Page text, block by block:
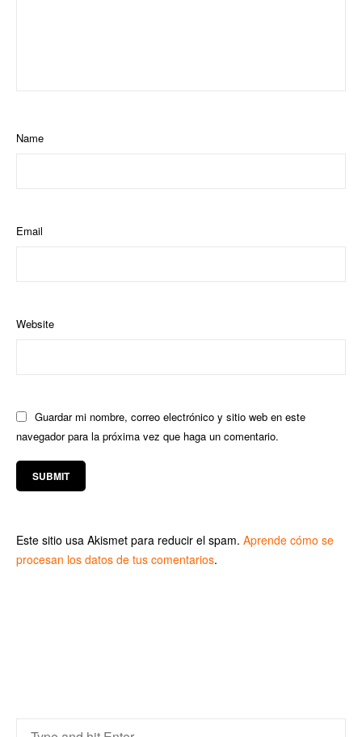
Name
Email
Website
Guardar mi nombre, correo electrónico y sitio web en este
navegador para la próxima vez que haga un comentario.
Este sitio usa Akismet para reducir el spam. Aprende cómo se
procesan los datos de tus comentarios.